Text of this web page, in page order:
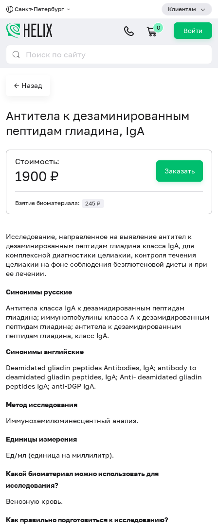
Санкт-Петербург Клиентам
0 Войти
← Назад
Антитела к дезаминированным
пептидам глиадина, IgA
Исследование, направленное на выявление антител к
дезаминированным пептидам глиадина класса IgA, для
комплексной диагностики целиакии, контроля течения
целиакии на фоне соблюдения безглютеновой диеты и при
ее лечении.
Синонимы русские
Антитела класса IgА к дезамидированным пептидам
глиадина; иммуноглобулины класса А к дезамидированным
пептидам глиадина; антитела к дезамидированным
пептидам глиадина, класс IgA.
Синонимы английские
Deamidated gliadin peptides Antibodies, IgА; antibody to
deamidated gliadin peptides, IgA; Anti- deamidated gliadin
peptides IgА; anti-DGP IgА.
Метод исследования
Иммунохемилюминесцентный анализ.
Единицы измерения
Ед/мл (единица на миллилитр).
Какой биоматериал можно использовать для
исследования?
Венозную кровь.
Как правильно подготовиться к исследованию?
Cтоимость:
1900 ₽ Заказать
Взятие биоматериала: 245 ₽